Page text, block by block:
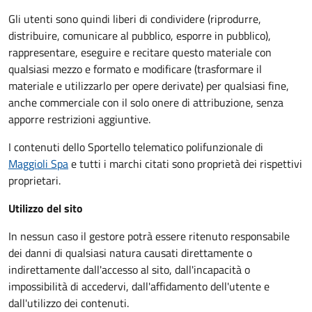
Gli utenti sono quindi liberi di condividere (riprodurre,
distribuire, comunicare al pubblico, esporre in pubblico),
rappresentare, eseguire e recitare questo materiale con
qualsiasi mezzo e formato e modificare (trasformare il
materiale e utilizzarlo per opere derivate) per qualsiasi fine,
anche commerciale con il solo onere di attribuzione, senza
apporre restrizioni aggiuntive.
I contenuti dello Sportello telematico polifunzionaledi
Maggioli Spae tutti i marchi citati sono proprietà dei rispettivi
proprietari.
Utilizzo del sito
In nessun caso il gestore potrà essere ritenuto responsabile
dei danni di qualsiasi natura causati direttamente o
indirettamente dall'accesso al sito, dall'incapacità o
impossibilità di accedervi, dall'affidamento dell'utente e
dall'utilizzo dei contenuti.